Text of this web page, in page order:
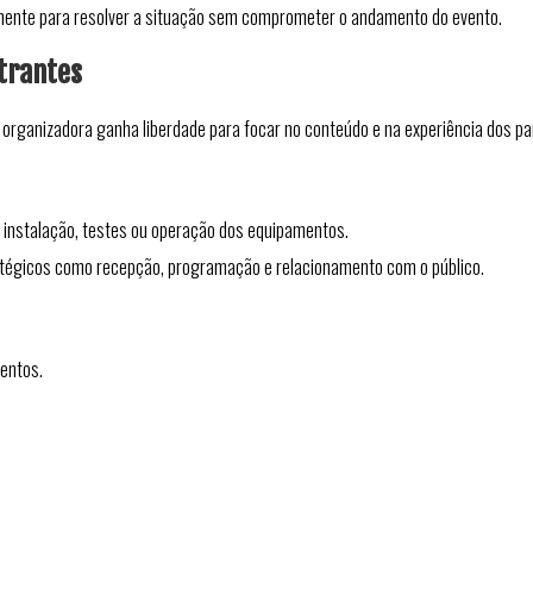
para resolver a situação sem comprometer o andamento do evento.
ganha liberdade para focar no conteúdo e na experiência dos
testes ou operação dos equipamentos.
como recepção, programação e relacionamento com o público.